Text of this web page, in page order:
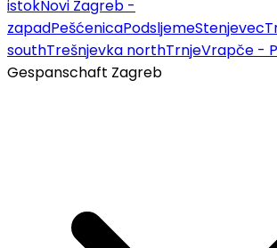
istokNovi Zagreb -
zapadPešćenicaPodsljemeStenjevec
southTrešnjevka northTrnjeVrapče -
Gespanschaft Zagreb